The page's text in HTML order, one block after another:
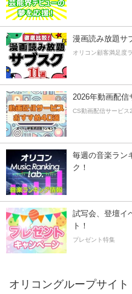
漫画読み放題サ
オリコン顧客満足度
2026年動画配信
CS動画配信サービス
毎週の音楽ラン
ク！
試写会、登壇イ
ト！
プレゼント特集
オリコングループサイト